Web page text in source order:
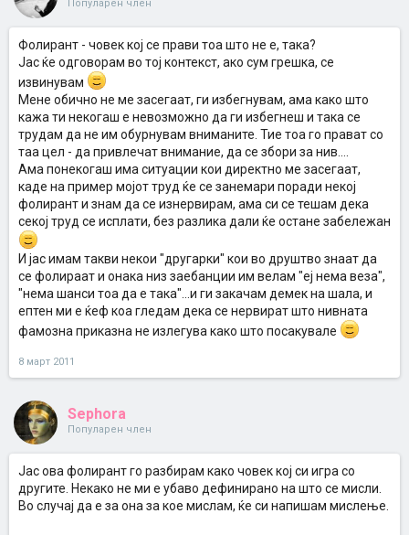
Популарен член
Фолирант - човек кој се прави тоа што не е, така?
Јас ќе одговорам во тој контекст, ако сум грешка, се
извинувам
Мене обично не ме засегаат, ги избегнувам, ама како што
кажа ти некогаш е невозможно да ги избегнеш и така се
трудам да не им обурнувам вниманите. Тие тоа го прават со
таа цел - да привлечат внимание, да се збори за нив....
Ама понекогаш има ситуации кои директно ме засегаат,
каде на пример мојот труд ќе се занемари поради некој
фолирант и знам да се изнервирам, ама си се тешам дека
секој труд се исплати, без разлика дали ќе остане забележан
И јас имам такви некои "другарки" кои во друштво знаат да
се фолираат и онака низ заебанции им велам "еј нема веза",
"нема шанси тоа да е така"...и ги закачам демек на шала, и
ептен ми е ќеф коа гледам дека се нервират што нивната
фамозна приказна не излегува како што посакувале
8 март 2011
Sephora
Популарен член
Јас ова фолирант го разбирам како човек кој си игра со
другите. Некако не ми е убаво дефинирано на што се мисли.
Во случај да е за она за кое мислам, ќе си напишам мислење.